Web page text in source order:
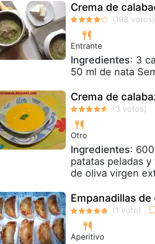
Crema de
Entrante
Ingredientes: 3
50 ml de nata
Crema de
Otro
Ingredientes:
patatas peladas
de oliva virgen
Empanadillas
Aperitivo